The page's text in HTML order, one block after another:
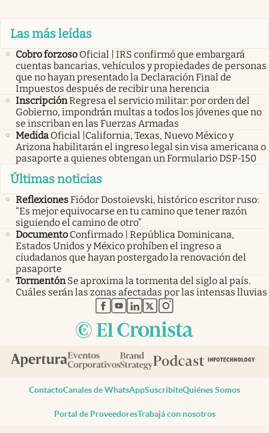
Las más leídas
Cobro forzoso Oficial | IRS confirmó que embargará
cuentas bancarias, vehículos y propiedades de personas
que no hayan presentado la Declaración Final de
Impuestos después de recibir una herencia
InscripciónRegresa el servicio militar: por orden del
Gobierno, impondrán multas a todos los jóvenes que no
se inscriban en las Fuerzas Armadas
Medida Oficial |California, Texas, Nuevo México y
Arizona habilitarán el ingreso legal sin visa americana o
pasaporte a quienes obtengan un Formulario DSP-150
Últimas noticias
ReflexionesFiódor Dostoievski, histórico escritor ruso:
“Es mejor equivocarse en tu camino que tener razón
siguiendo el camino de otro”
Documento Confirmado | República Dominicana,
Estados Unidos y México prohíben el ingreso a
ciudadanos que hayan postergado la renovación del
pasaporte
Tormentón Se aproxima la tormenta del siglo al país.
Cuáles serán las zonas afectadas por las intensas lluvias
abre en nueva pestaña
abre en nueva pestaña
abre en nueva pestaña
abre en nueva pestaña
abre en nueva pestaña
ContactoCanales de WhatsAppSuscribiteQuiénes Somos
Portal de ProveedoresTrabajá con nosotros